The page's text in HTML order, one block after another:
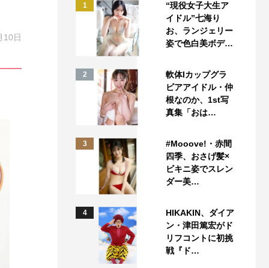
10日
1
“現役女子大生ア
イドル”七海り
お、ランジェリー
姿で色白美ボデ…
2
軟体Iカップグラ
ビアアイドル・仲
根なのか、1st写
真集「おは…
3
#Mooove!・赤間
四季、おさげ髪×
ビキニ姿でスレン
ダー美…
4
HIKAKIN、ダイア
ン・津田篤宏がド
リフコントに初挑
戦『ド…